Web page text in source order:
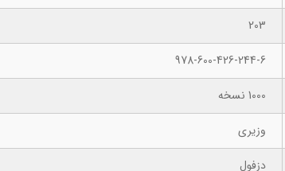
203
978-600-426-244-6
1000 نسخه
وزیری
دزفول